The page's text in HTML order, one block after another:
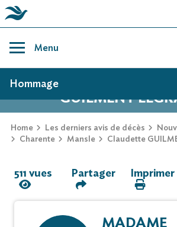
content
Menu
AVIS DE DÉCÈS DE
GUILMENT
Home Les derniers avis de décès
Charente
Mansle Claudette
Hommage
511 vues Partager
MADAME